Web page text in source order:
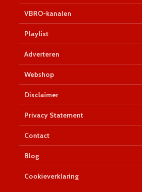
VBRO-kanalen
Playlist
Adverteren
Webshop
Disclaimer
Privacy Statement
Contact
Blog
Cookieverklaring